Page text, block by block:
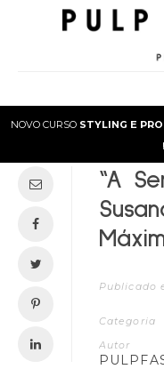
NOVO CURSO STYLING E
“A
Publicado
Categoria
Autor